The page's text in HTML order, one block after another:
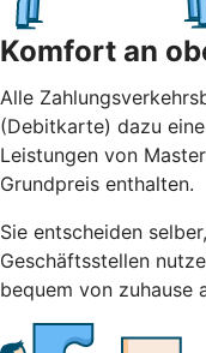
Komfort an
Alle
(Debitkarte) dazu
Leistungen von
Grundpreis enthalten.
Sie entscheiden
Geschäftsstellen
bequem von zuhause